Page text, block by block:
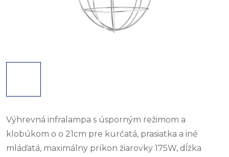
Výhrevná infralampa s úsporným režimom a
klobúkom o o 21cm pre kurčatá, prasiatka a iné
mláďatá, maximálny príkon žiarovky 175W, dĺžka